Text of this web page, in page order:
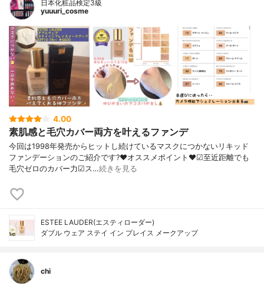
日本化粧品検定3級
yuuuri_cosme
4.00
素肌感と毛穴カバー両方を叶えるファンデ
今回は1998年発売からヒットし続けているマスクにつかないリキッド
ファンデーションのご紹介です?❤︎オススメポイント❤︎☑︎至近距離でも
毛穴ゼロのカバー力☑︎ス…続きを見る
ESTEE LAUDER(エスティローダー)
ダブル ウェア ステイ イン プレイス メークアップ
chi